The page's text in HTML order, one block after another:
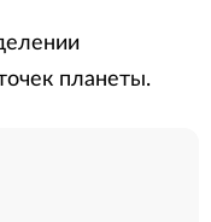
планеты.